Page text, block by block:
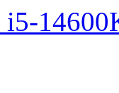
i5-